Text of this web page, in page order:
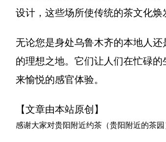
设计，这些场所使传统的茶文化焕
无论您是身处乌鲁木齐的本地人
的理想之地。它们让人们在忙碌
来愉悦的感官体验。
【文章由本站原创】
感谢大家对贵阳附近约茶（贵阳附近的茶园